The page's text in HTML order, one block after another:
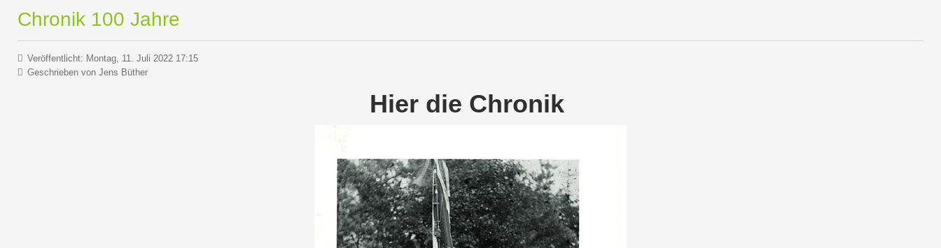
Chronik 100 Jahre
Veröffentlicht: Montag, 11. Juli 2022 17:15
Geschrieben von Jens Büther
Hier die Chronik